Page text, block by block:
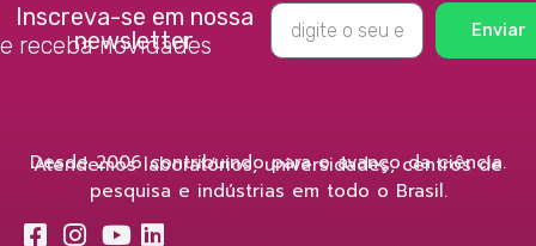
Inscreva-se em nossa
newsletter
e receba novidades
Enviar
Desde 2006 contribuindo para o avanço da ciência.
Atendemos laboratórios, universidades, centros de
pesquisa e indústrias em todo o Brasil.